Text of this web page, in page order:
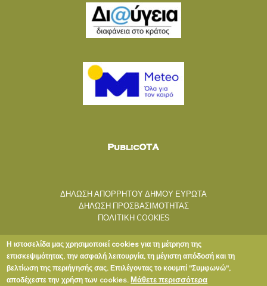
ΔΗΛΩΣΗ ΑΠΟΡΡΗΤΟΥ ΔΗΜΟΥ ΕΥΡΩΤΑ
ΔΗΛΩΣΗ ΠΡΟΣΒΑΣΙΜΟΤΗΤΑΣ
ΠΟΛΙΤΙΚΗ COOKIES
Copyright © 2020 ΔΗΜΟΣ ΕΥΡΩΤΑ
Η ιστοσελίδα μας χρησιμοποιεί cookies για τη μέτρηση της
επισκεψιμότητας, την ασφαλή λειτουργία, τη μέγιστη απόδοσή και τη
βελτίωση της περιήγησής σας. Επιλέγοντας το κουμπί "Συμφωνώ",
αποδέχεστε την χρήση των cookies. Μάθετε περισσότερα